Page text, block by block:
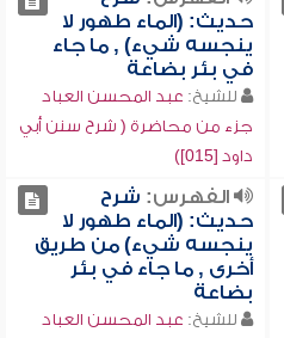
حديث: (الماء طهور لا
ينجسه شيء) , ما جاء
في بئر بضاعة
للشيخ: عبد المحسن العباد
جزء من محاضرة ( شرح سنن أبي
داود [015])
الفهرس: شرح
حديث: (الماء طهور لا
ينجسه شيء) من طريق
أخرى , ما جاء في بئر
بضاعة
للشيخ: عبد المحسن العباد